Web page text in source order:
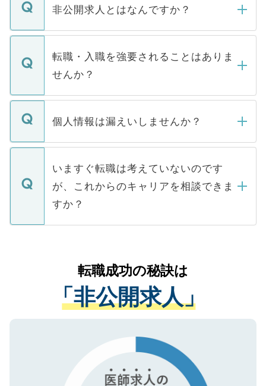
登録内容を確認し、その後メールもしくは
ます。通常、5営業日以内にはご連絡をせて
いただきますので、しばらくお待ちくださ
非公開求人とはなんですか？
マイナビDOCTORで取り扱っている求人の
うち約3割は、Webサイトからご覧いただ
けない「非公開求人」です。非公開求人は
下記の理由によって、一般には公開してい
ません。
■応募殺到を避けるため 人気のある医療機
関を公にしてしまうと、応募が殺到する場
に、医療機関が求める条件に合った人材の
みを人材紹介会社に依頼するケースが増え
ています。
転職・入職を強要されることはありま
せんか？
転職・入職を強要することは一切ありませ
ん。また、仮に応募先から内定をいただい
定を承諾する必要はありません。内定先へ
の辞退の連絡はキャリアパートナーが行い
個人情報は漏えいしませんか？
個人情報が漏えいすることはありませんの
で、ご安心ください。当サイトからの登録
などで収集したご登録者様の個人情報は、
ご本人のキャリアアップおよび転職活動の
支援を目的に使用いたします。お預かりし
ているすべての個人データはご本人の許可
は、個人情報の取り扱いについての厳密な
管理基準を満たした事業者のみに付与され
る、プライバシーマークを取得済みです。
で、機密保持に関してもご安心ください。
いますぐ転職は考えていないのです
が、これからのキャリアを相談できま
すか？
かがいして、現在の医療機関の状況や紹介
経験をまじえながら、適切なアドバイスを
させていただきます。すぐにご転職をされ
ない方には、長期的なサポートが可能です
ので、まずはご登録ください。
転職成功の秘訣は
「非公開求人」